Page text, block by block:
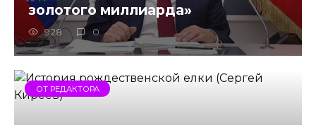
золотого миллиарда»
928 0
ОТ РЕДАКТОРА